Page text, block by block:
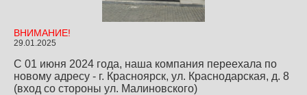
ВНИМАНИЕ!
29.01.2025
С 01 июня 2024 года, наша компания переехала по
новому адресу - г. Красноярск, ул. Краснодарская, д. 8
(вход со стороны ул. Малиновского)